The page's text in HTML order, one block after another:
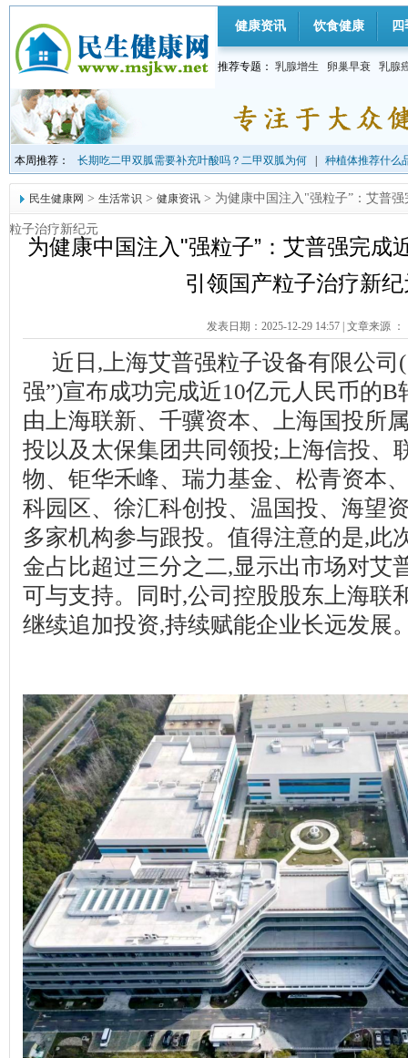
健康资讯 饮食健康
推荐专题： 乳腺增生 卵巢早衰 乳腺
本周推荐： 长期吃二甲双胍需要补充叶酸吗？二甲双胍为何 种植体推荐什么
民生健康网 > 生活常识 > 健康资讯 > 为健康中国注入"强粒子”：艾普
粒子治疗新纪元
为健康中国注入"强粒子”：艾普强完成
引领国产粒子治疗新
发表日期：2025-12-29 14:57 文章来源 ：
近日,上海艾普强粒子设备有限公司
强”)宣布成功完成近10亿元人民币的B
由上海联新、千骥资本、上海国投所
投以及太保集团共同领投;上海信投、
物、钜华禾峰、瑞力基金、松青资本
科园区、徐汇科创投、温国投、海望
多家机构参与跟投。值得注意的是,此
金占比超过三分之二,显示出市场对艾
可与支持。同时,公司控股股东上海联
继续追加投资,持续赋能企业长远发展